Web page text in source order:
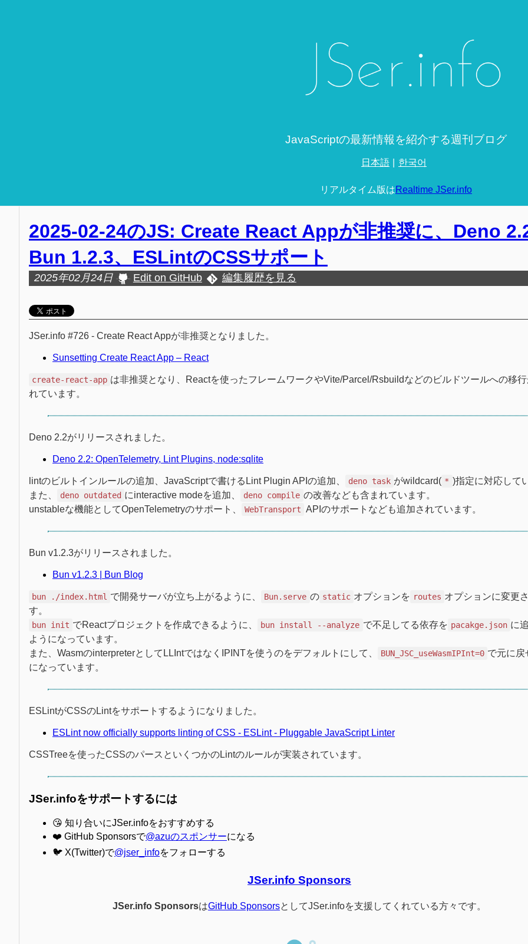
JavaScriptの最新情報を紹介する週刊ブログ
日本語 한국어
リアルタイム版はRealtime JSer.info
2025-02-24のJS: Create React Appが非推奨に、Deno
Bun 1.2.3、ESLintのCSSサポート
2025年02月24日 Edit on GitHub 編集履歴を見る
JSer.info #726 - Create React Appが非推奨となりました。
Sunsetting Create React App – React
create-react-app は非推奨となり、Reactを使ったフレームワークやVite/Parcel/Rsbuildなどのビルドツールへの移
れています。
Deno 2.2がリリースされました。
Deno 2.2: OpenTelemetry, Lint Plugins, node:sqlite
lintのビルトインルールの追加、JavaScriptで書けるLint Plugin APIの追加、 deno task がwildcard( * )指定に対応して
また、
deno outdated にinteractive modeを追加、 deno compile の改善なども含まれています。
unstableな機能としてOpenTelemetryのサポート、
WebTransport APIのサポートなども追加されています。
Bun v1.2.3がリリースされました。
Bun v1.2.3 | Bun Blog
bun ./index.html で開発サーバが立ち上がるように、 Bun.serve の static オプションを routes オプションに変更
す。
bun init でReactプロジェクトを作成できるように、 bun install --analyze で不足してる依存を pacakge.json に
ようになっています。
また、WasmのinterpreterとしてLLIntではなくIPINTを使うのをデフォルトにして、
BUN_JSC_useWasmIPInt=0 で元に戻
になっています。
ESLintがCSSのLintをサポートするようになりました。
ESLint now officially supports linting of CSS - ESLint - Pluggable JavaScript Linter
CSSTreeを使ったCSSのパースといくつかのLintのルールが実装されています。
JSer.infoをサポートするには
😘 知り合いにJSer.infoをおすすめする
❤️ GitHub Sponsorsで@azuのスポンサーになる
🐦 X(Twitter)で@jser_infoをフォローする
JSer.info Sponsors
JSer.info SponsorsはGitHub SponsorsとしてJSer.infoを支援してくれている方々です。